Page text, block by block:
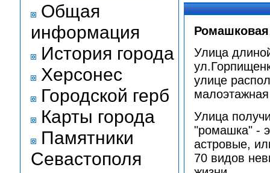
Общая
информация
История города
Херсонес
Городской герб
Карты города
Памятники
Севастополя
Ромашковая
Улица
улице
Улица
"ромашка" -
астровые,
70 видов